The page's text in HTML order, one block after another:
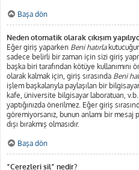
Başa dön
Neden otomatik olarak çıkışım
Eğer giriş yaparken Beni hatırla
sadece belirli bir zaman için sizi giriş
başka biri tarafından kötüye kullanımını
olarak kalmak için, giriş sırasında Beni
işlem başkalarıyla paylaşılan bir
kafe, üniversite bilgisayar laboratuarı,
yaptığınızda önerilmez. Eğer giriş
göremiyorsanız, bunun anlamı bir
dışı bırakmış olmasıdır.
Başa dön
“Çerezleri sil” nedir?